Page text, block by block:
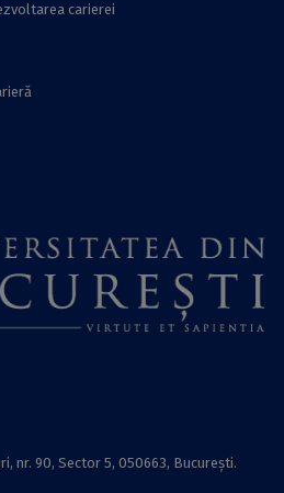
carierei
nr. 90, Sector 5, 050663, Bucureşti.